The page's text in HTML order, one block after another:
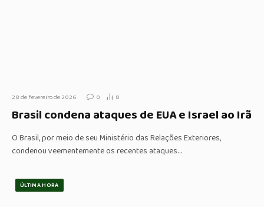
28 de fevereiro de 2026 0 8
Brasil condena ataques de EUA e Israel ao Irã
O Brasil, por meio de seu Ministério das Relações Exteriores,
condenou veementemente os recentes ataques…
ÚLTIMA HORA